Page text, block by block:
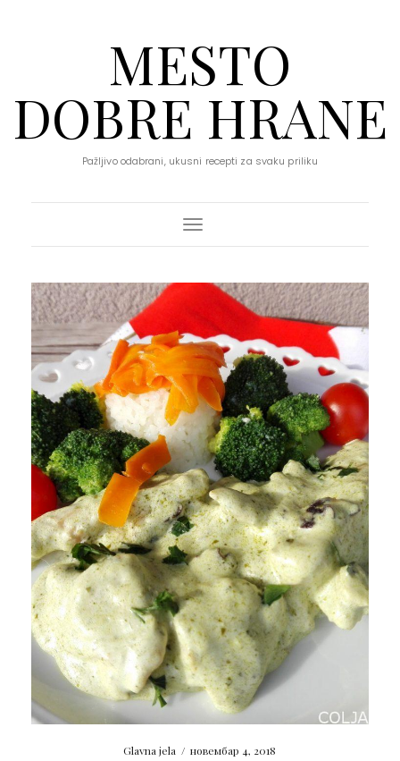
MESTO
DOBRE HRANE
Pažljivo odabrani, ukusni recepti za svaku priliku
Toggle Navigation
Glavna jela / новембар 4, 2018